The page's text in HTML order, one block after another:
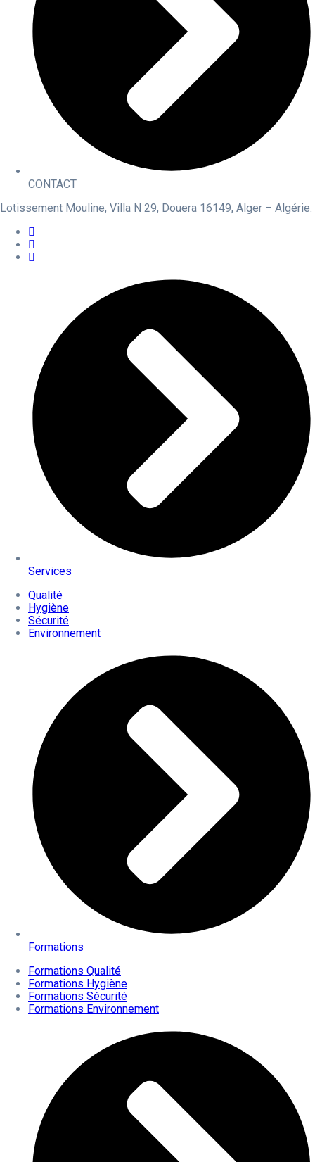
CONTACT
Lotissement Mouline, Villa N 29, Douera 16149, Alger – Algérie.
Services
Qualité
Hygiène
Sécurité
Environnement
Formations
Formations Qualité
Formations Hygiène
Formations Sécurité
Formations Environnement